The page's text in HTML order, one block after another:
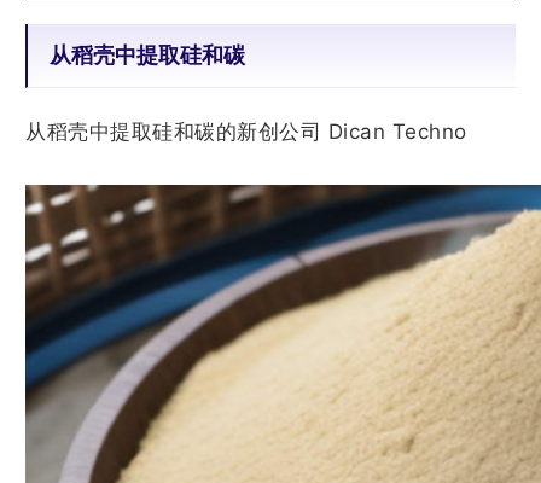
从稻壳中提取硅和碳
从稻壳中提取硅和碳的新创公司 Dican Techno